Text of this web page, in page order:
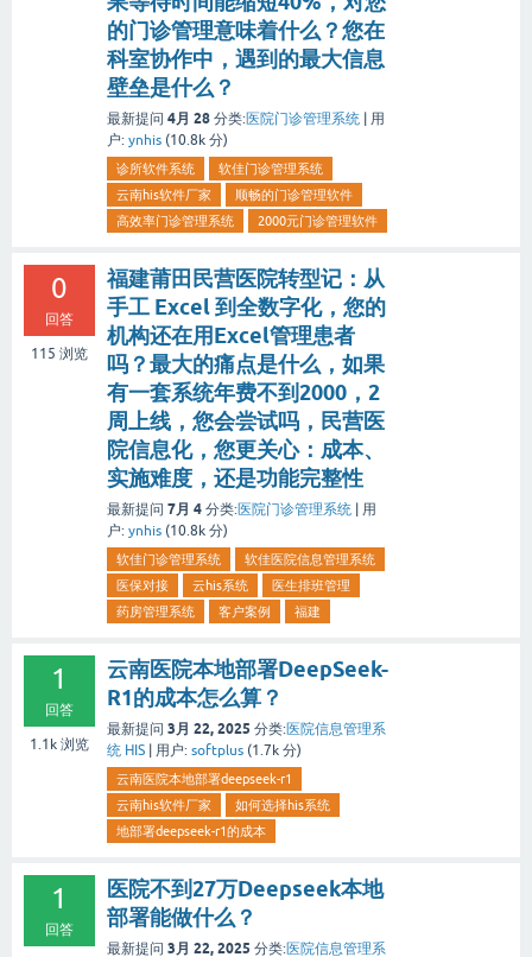
的门诊管理意味着什么？您在
科室协作中，遇到的最大信息
壁垒是什么？
最新提问 4月 28 分类:医院门诊管理系统
用
户: ynhis (10.8k 分)
诊所软件系统
软佳门诊管理系统
云南his软件厂家
顺畅的门诊管理软件
高效率门诊管理系统
2000元门诊管理软件
0
回答
115 浏览
福建莆田民营医院转型记：从
手工 Excel 到全数字化，您的
机构还在用Excel管理患者
吗？最大的痛点是什么，如果
有一套系统年费不到2000，2
周上线，您会尝试吗，民营医
院信息化，您更关心：成本、
实施难度，还是功能完整性
最新提问 7月 4 分类:医院门诊管理系统
用
户: ynhis (10.8k 分)
软佳门诊管理系统
软佳医院信息管理系统
医保对接
云his系统
医生排班管理
药房管理系统
客户案例 福建
1
回答
1.1k 浏览
云南医院本地部署DeepSeek-
R1的成本怎么算？
最新提问 3月 22, 2025 分类:医院信息管理系
统 HIS
用户: softplus (1.7k 分)
云南医院本地部署deepseek-r1
云南his软件厂家
如何选择his系统
地部署deepseek-r1的成本
1
回答
医院不到27万Deepseek本地
部署能做什么？
最新提问 3月 22, 2025 分类:医院信息管理系